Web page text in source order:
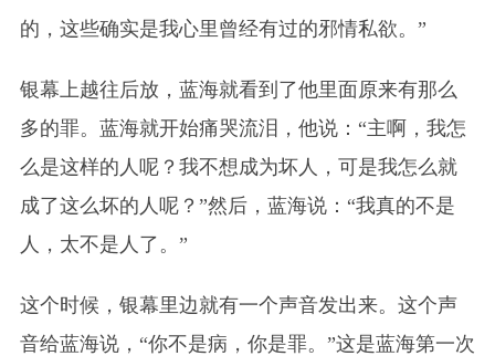
的，这些确实是我心里曾经有过的邪情私欲。”
银幕上越往后放，蓝海就看到了他里面原来有那么
多的罪。蓝海就开始痛哭流泪，他说：“主啊，我怎
么是这样的人呢？我不想成为坏人，可是我怎么就
成了这么坏的人呢？”然后，蓝海说：“我真的不是
人，太不是人了。”
这个时候， 银幕里边就有一个声音发出来。这个声
音给蓝海说，“你不是病，你是罪。”这是蓝海第一次